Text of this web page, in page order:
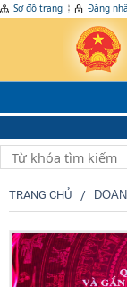
Sơ đồ trang Đăng
TRANG CHỦ